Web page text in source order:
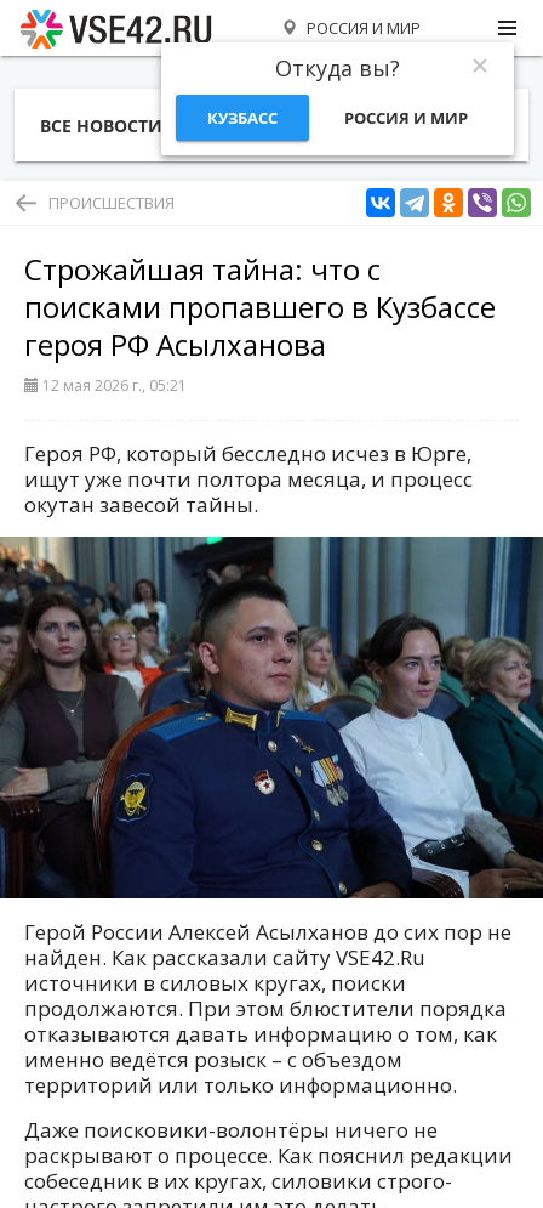
РОССИЯ И МИР
Откуда вы?
КУЗБАСС РОССИЯ И МИР
ВСЕ НОВОСТИ СТАТЬИ ТЕМЫ ФОТО
ПРОИСШЕСТВИЯ
Строжайшая тайна: что с
поисками пропавшего в Кузбассе
героя РФ Асылханова
12 мая 2026 г., 05:21
Героя РФ, который бесследно исчез в Юрге,
ищут уже почти полтора месяца, и процесс
окутан завесой тайны.
Герой России Алексей Асылханов до сих пор не
найден. Как рассказали сайту VSE42.Ru
источники в силовых кругах, поиски
продолжаются. При этом блюстители порядка
отказываются давать информацию о том, как
именно ведётся розыск – с объездом
территорий или только информационно.
Даже поисковики-волонтёры ничего не
раскрывают о процессе. Как пояснил редакции
собеседник в их кругах, силовики строго-